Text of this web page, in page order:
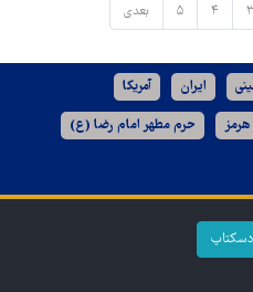
۳ ۴ ۵ بعدی
ایران آمریکا
حرم مطهر امام رضا (ع)